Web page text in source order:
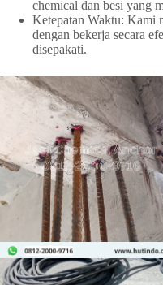
chemical dan besi yang
Ketepatan Waktu: Kami
dengan bekerja secara
disepakati.